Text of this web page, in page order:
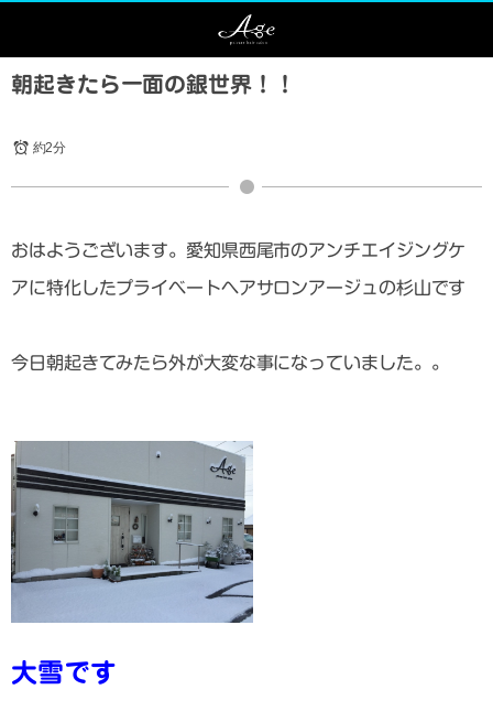
朝起きたら一面の銀世界！！
約2分
おはようございます。愛知県西尾市のアンチエイジングケ
アに特化したプライベートヘアサロンアージュの杉山です
今日朝起きてみたら外が大変な事になっていました。。
大雪です